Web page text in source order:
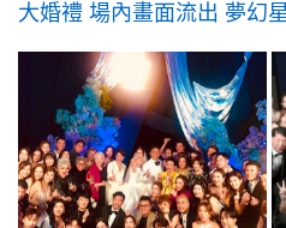
大婚禮 場內畫面流出 夢幻